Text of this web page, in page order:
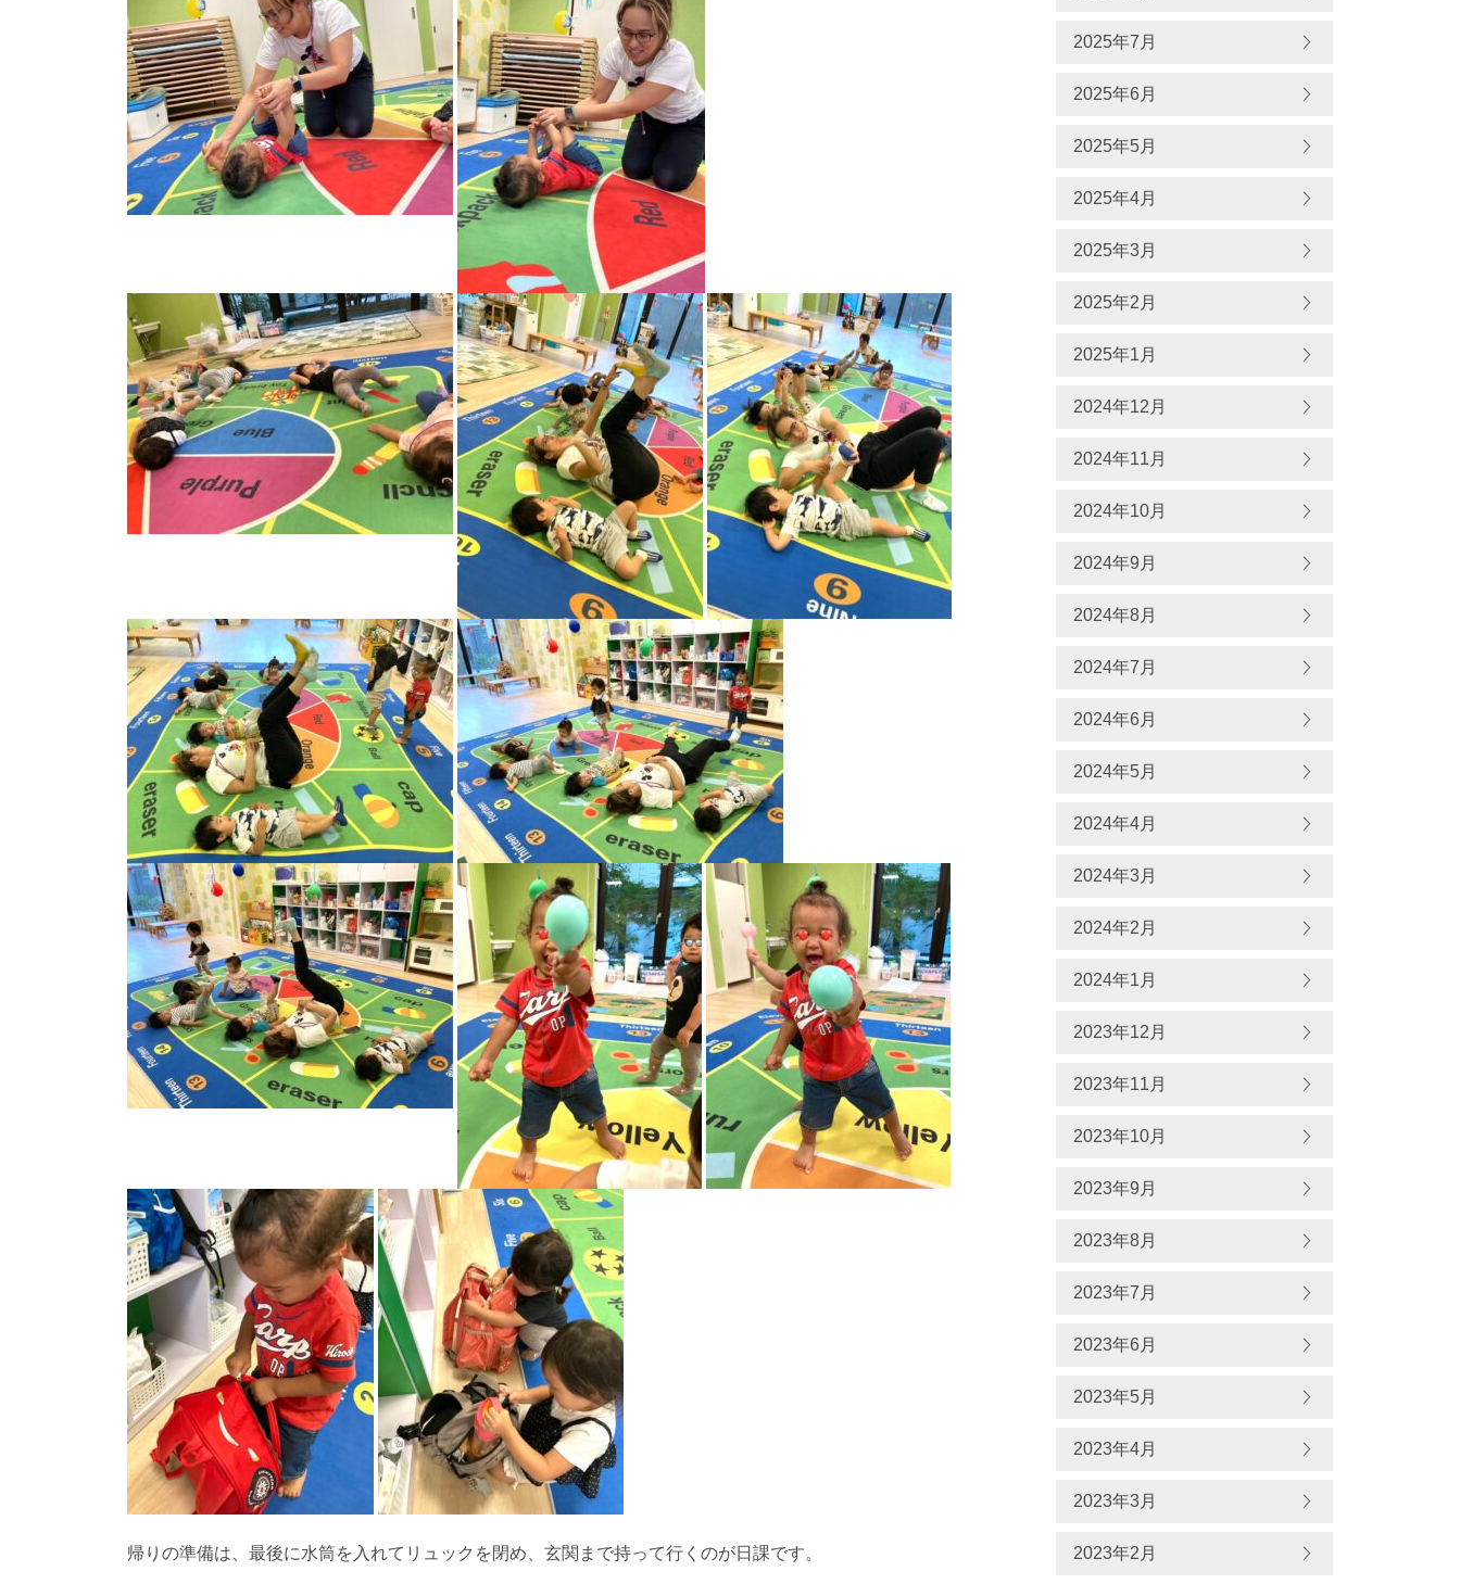
帰りの準備は、最後に水筒を入れてリュックを閉め、玄関まで持って行くのが日課です。
2025年7月
2025年6月
2025年5月
2025年4月
2025年3月
2025年2月
2025年1月
2024年12月
2024年11月
2024年10月
2024年9月
2024年8月
2024年7月
2024年6月
2024年5月
2024年4月
2024年3月
2024年2月
2024年1月
2023年12月
2023年11月
2023年10月
2023年9月
2023年8月
2023年7月
2023年6月
2023年5月
2023年4月
2023年3月
2023年2月